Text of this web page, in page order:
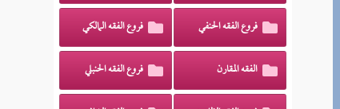
فروع الفقه الحنفي فروع الفقه المالكي
الفقه المقارن فروع الفقه الحنبلي